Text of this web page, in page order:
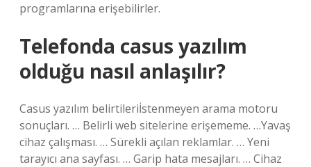
programlarına erişebilirler.
Telefonda casus yazılım
olduğu nasıl anlaşılır?
Casus yazılım belirtileriİstenmeyen arama motoru
sonuçları. … Belirli web sitelerine erişememe. …Yavaş
cihaz çalışması. … Sürekli açılan reklamlar. … Yeni
tarayıcı ana sayfası. … Garip hata mesajları. … Cihaz